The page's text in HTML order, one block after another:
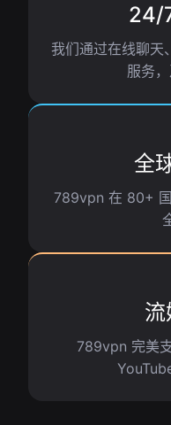
24/
我们通过在线聊天
服务，
全
789vpn 在 80+
流
789vpn 完美